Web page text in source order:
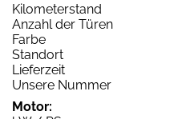
Kilometerstand
Anzahl der Türen
Farbe
Standort
Lieferzeit
Unsere Nummer
Motor: